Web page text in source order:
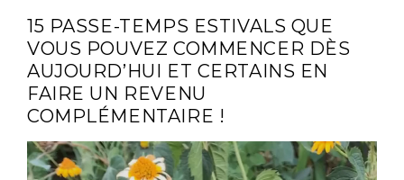
15 PASSE-TEMPS ESTIVALS QUE
VOUS POUVEZ COMMENCER DÈS
AUJOURD’HUI ET CERTAINS EN
FAIRE UN REVENU
COMPLÉMENTAIRE !